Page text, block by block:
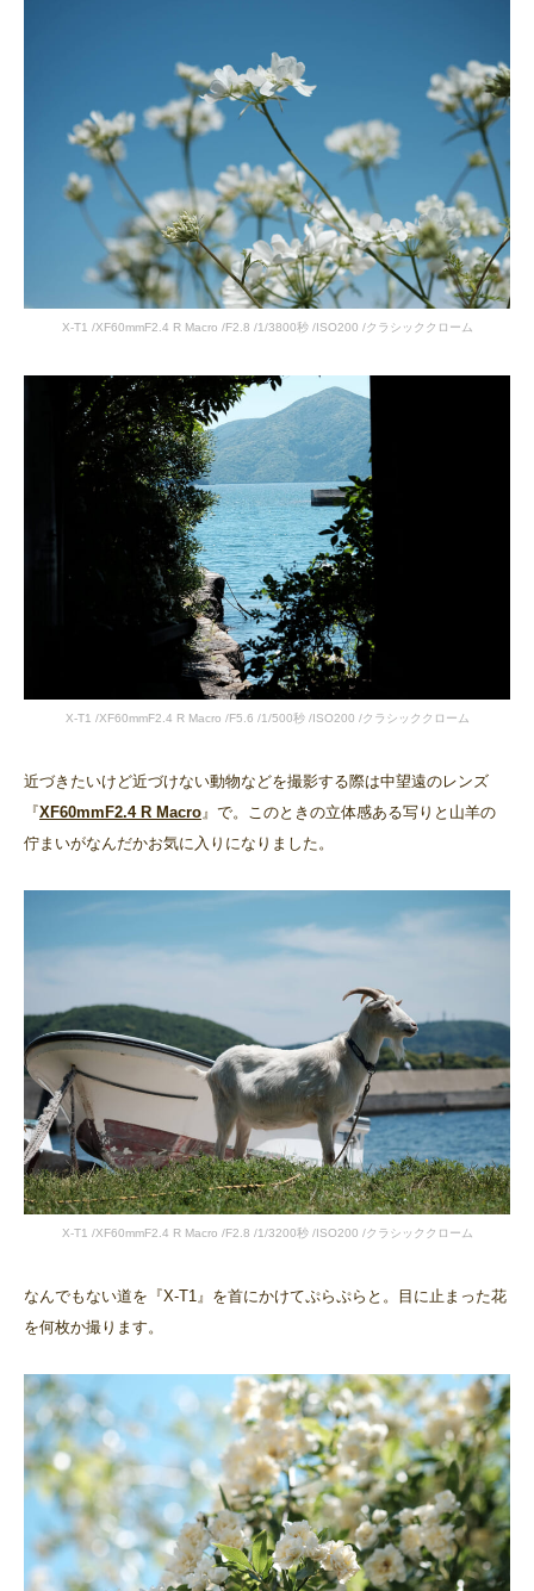
X-T1 /XF60mmF2.4 R Macro /F2.8 /1/3800秒 /ISO200 /クラシッククローム
X-T1 /XF60mmF2.4 R Macro /F5.6 /1/500秒 /ISO200 /クラシッククローム
近づきたいけど近づけない動物などを撮影する際は中望遠のレンズ
『XF60mmF2.4 R Macro 』で。このときの立体感ある写りと山羊の
佇まいがなんだかお気に入りになりました。
X-T1 /XF60mmF2.4 R Macro /F2.8 /1/3200秒 /ISO200 /クラシッククローム
なんでもない道を『X-T1』を首にかけてぷらぷらと。目に止まった花
を何枚か撮ります。